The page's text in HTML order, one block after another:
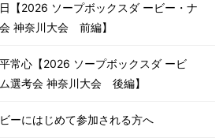
【2026 ソープボックスダ ービー・ナ
神奈川⼤会 前編】
常心【2026 ソープボックスダ ービ
選考会 神奈川⼤会 後編】
ーにはじめて参加される方へ